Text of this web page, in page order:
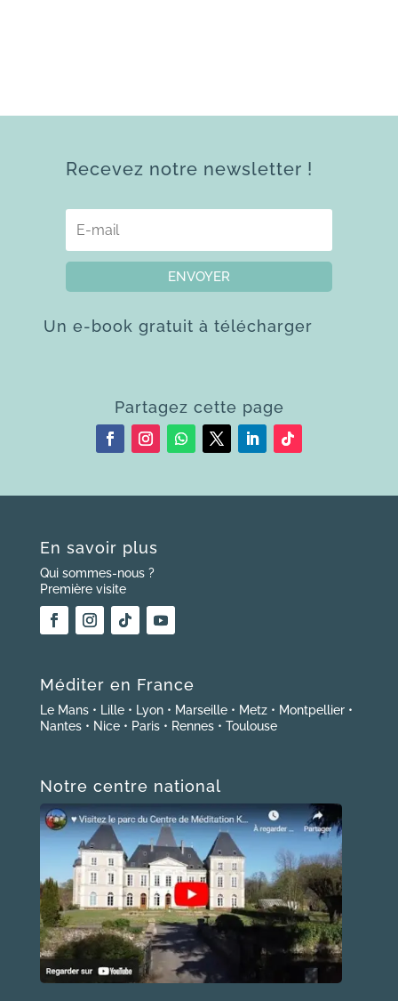
Recevez notre newsletter !
ENVOYER
Un e-book gratuit à télécharger
Partagez cette page
En savoir plus
Qui sommes-nous ?
Première visite
Méditer en France
Le Mans• Lille• Lyon• Marseille• Metz• Montpellier•
Nantes• Nice• Paris• Rennes• Toulouse
Notre centre national